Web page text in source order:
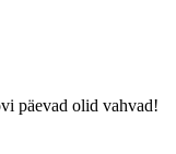
päevad olid vahvad!